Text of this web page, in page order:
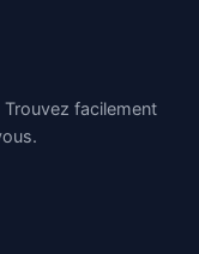
facilement